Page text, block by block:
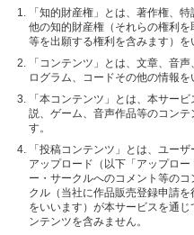
「知的財産権」とは、著作権、
他の知的財産権（それらの権利
等を出願する権利を含みます）を
「コンテンツ」とは、文章、音
ログラム、コードその他の情報を
「本コンテンツ」とは、本サー
説、ゲーム、音声作品等のコン
す。
「投稿コンテンツ」とは、ユー
アップロード（以下「アップロ
ー・サークルへのコメント等の
クル（当社に作品販売登録申請
をいいます）が本サービスを通
ンテンツを含みません。